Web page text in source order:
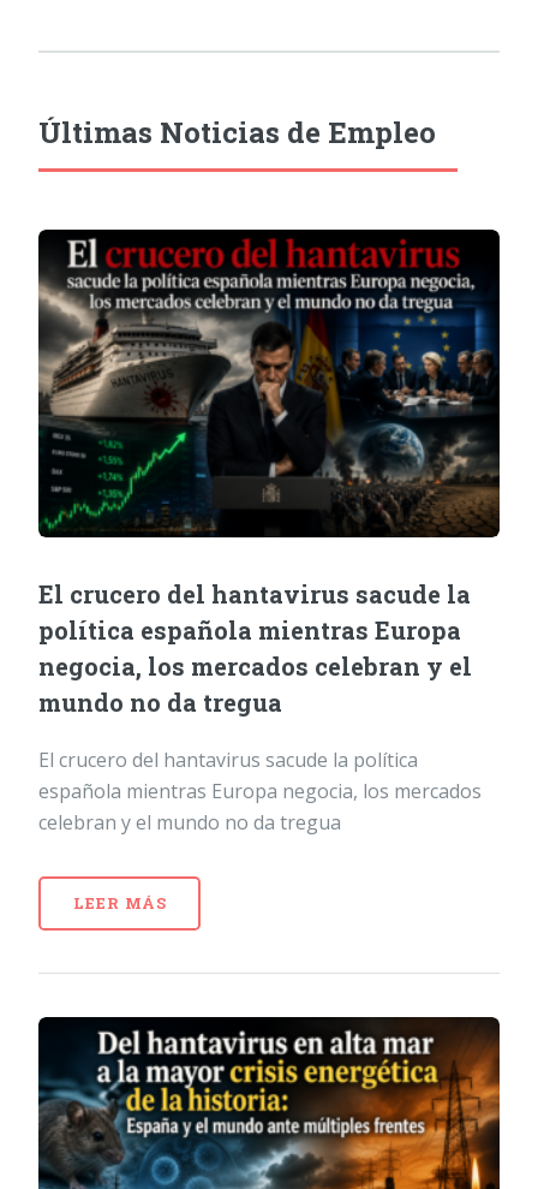
Últimas Noticias de Empleo
El crucero del hantavirus sacude la
política española mientras Europa
negocia, los mercados celebran y el
mundo no da tregua
El crucero del hantavirus sacude la política
española mientras Europa negocia, los mercados
celebran y el mundo no da tregua
LEER MÁS